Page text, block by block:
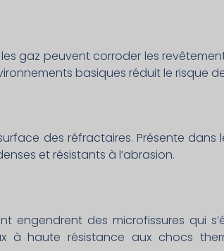
gaz peuvent corroder les
basiques réduit le risque
des réfractaires. Présente dans
et résistants à l’abrasion.
engendrent des microfissures qui
à haute résistance aux chocs